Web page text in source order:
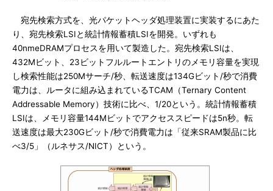
宛先検索方式を、光パケットヘッダ処理装置に実装するにあた
り、宛先検索LSIと統計情報蓄積LSIを開発。いずれも
40nmeDRAMプロセスを用いて製造した。宛先検索LSIは、
432Mビット、23ビットフルルートエントリのメモリ容量を実現
し検索性能は250Mサーチ/秒、転送速度は134Gビット/秒で消費
電力は、ルータに組み込まれているTCAM（Ternary Content
Addressable Memory）技術に比べ、1/20という。統計情報蓄積
LSIは、メモリ容量144Mビットでアクセススピードは5n秒。転
送速度は最大230Gビット/秒で消費電力は「従来SRAM製品に比
べ3/5」（ルネサス/NICT）という。